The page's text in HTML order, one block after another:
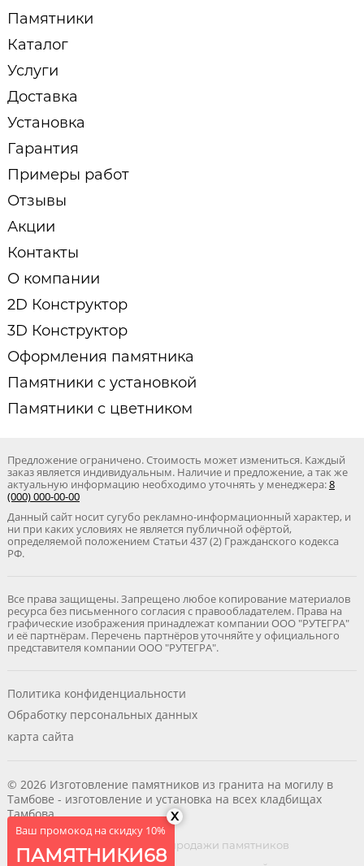
Памятники
Каталог
Услуги
Доставка
Установка
Гарантия
Примеры работ
Отзывы
Акции
Контакты
О компании
2D Конструктор
3D Конструктор
Оформления памятника
Памятники с установкой
Памятники с цветником
Предложение ограничено. Стоимость может измениться. Каждый
заказ является индивидуальным. Наличие и предложение, а так же
актуальную информацию необходимо уточнять у менеджера:8
(000) 000-00-00
Данный сайт носит сугубо рекламно-информационный характер, и
ни при каких условиях не является публичной офёртой,
определяемой положением Статьи 437 (2) Гражданского кодекса
РФ.
Все права защищены. Запрещено любое копирование материалов
ресурса без письменного согласия с правообладателем. Права на
графические изображения принадлежат компании ООО "РУТЕГРА"
и её партнёрам. Перечень партнёров уточняйте у официального
представителя компании ООО "РУТЕГРА".
Политика конфиденциальности
Обработку персональных данных
карта сайта
© 2026 Изготовление памятников из гранита на могилу в
Тамбове - изготовление и установка на всех кладбищах
Тамбова
RUTEGRA - делаем сайты для продажи памятников
x
Ваш промокод на скидку 10%
ПАМЯТНИКИ68